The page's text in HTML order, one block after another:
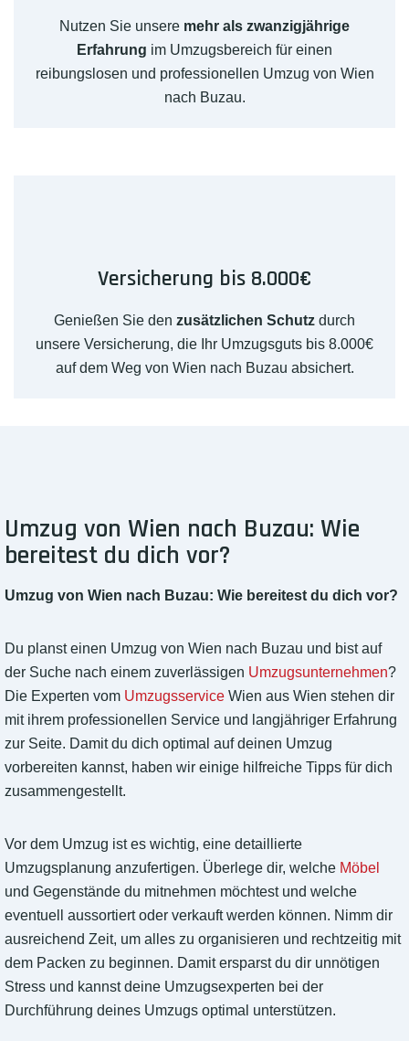
Nutzen Sie unsere mehr als zwanzigjährige
Erfahrung im Umzugsbereich für einen
reibungslosen und professionellen Umzug von Wien
nach Buzau.
Versicherung bis 8.000€
Genießen Sie den zusätzlichen Schutz durch
unsere Versicherung, die Ihr Umzugsguts bis 8.000€
auf dem Weg von Wien nach Buzau absichert.
Umzug von Wien nach Buzau: Wie
bereitest du dich vor?
Umzug von Wien nach Buzau: Wie bereitest du dich vor?
Du planst einen Umzug von Wien nach Buzau und bist auf
der Suche nach einem zuverlässigen Umzugsunternehmen?
Die Experten vom Umzugsservice Wien aus Wien stehen dir
mit ihrem professionellen Service und langjähriger Erfahrung
zur Seite. Damit du dich optimal auf deinen Umzug
vorbereiten kannst, haben wir einige hilfreiche Tipps für dich
zusammengestellt.
Vor dem Umzug ist es wichtig, eine detaillierte
Umzugsplanung anzufertigen. Überlege dir, welche Möbel
und Gegenstände du mitnehmen möchtest und welche
eventuell aussortiert oder verkauft werden können. Nimm dir
ausreichend Zeit, um alles zu organisieren und rechtzeitig mit
dem Packen zu beginnen. Damit ersparst du dir unnötigen
Stress und kannst deine Umzugsexperten bei der
Durchführung deines Umzugs optimal unterstützen.